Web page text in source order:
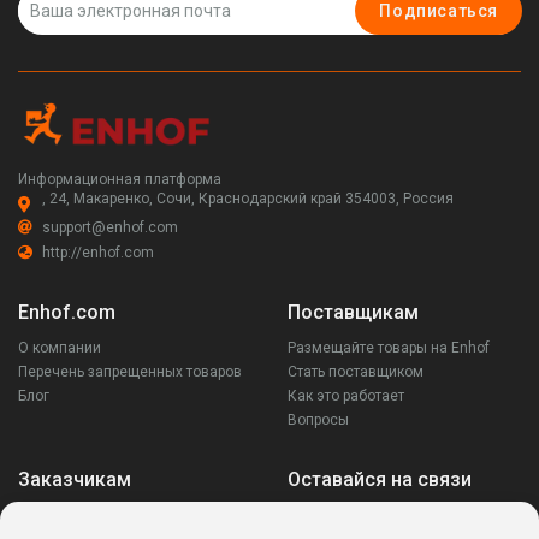
Подписаться
Информационная платформа
, 24, Макаренко, Сочи, Краснодарский край 354003, Россия
support@enhof.com
http://enhof.com
Enhof.com
О компании
Перечень запрещенных товаров
Блог
Поставщикам
Размещайте товары на Enhof
Стать поставщиком
Как это работает
Вопросы
Заказчикам Оставайся на связи